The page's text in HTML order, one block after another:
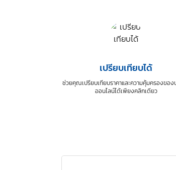
เปรียบเทียบได้
ช่วยคุณเปรียบเทียบราคาและความคุ้มครองของ
ออนไลน์ได้เพียงคลิกเดียว